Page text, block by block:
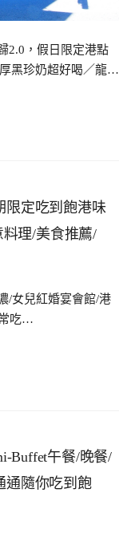
2.0，假日限定港點
黑珍奶超好喝／龍…
限定吃到飽港味
理/美食推薦/
/女兒紅婚宴會館/港
吃…
Buffet午餐/晚餐/
通隨你吃到飽